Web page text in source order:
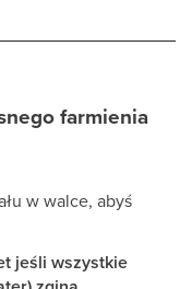
farmienia
w walce, abyś
jeśli wszystkie